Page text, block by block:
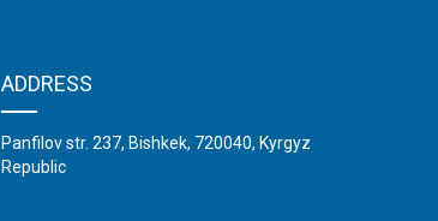
ADDRESS
Panfilov str. 237, Bishkek, 720040, Kyrgyz
Republic